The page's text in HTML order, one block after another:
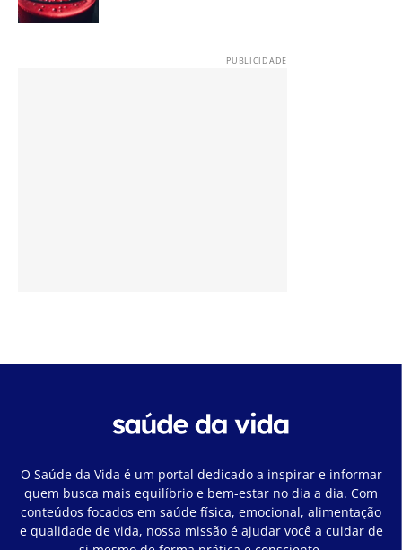
O Saúde da Vida é um portal dedicado a inspirar e informar
quem busca mais equilíbrio e bem-estar no dia a dia. Com
conteúdos focados em saúde física, emocional, alimentação
e qualidade de vida, nossa missão é ajudar você a cuidar de